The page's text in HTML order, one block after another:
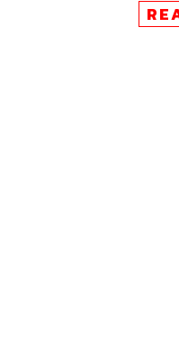
ใจจริงๆ ว่า เรามาถึงจุดนี้